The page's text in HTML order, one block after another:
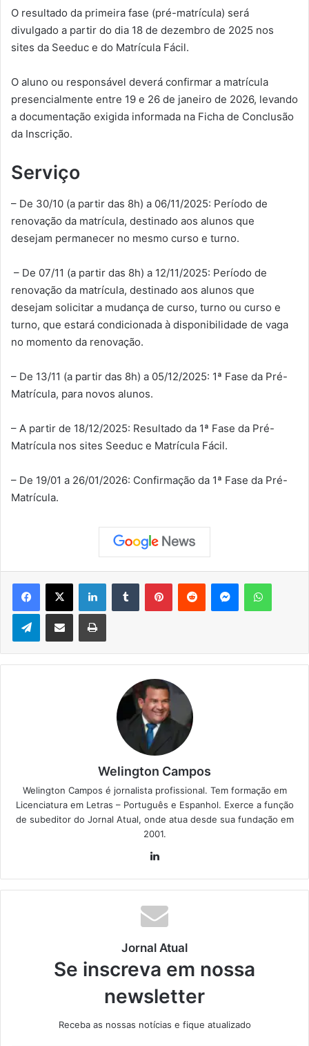
O resultado da primeira fase (pré-matrícula) será
divulgado a partir do dia 18 de dezembro de 2025 nos
sites da Seeduc e do Matrícula Fácil.
O aluno ou responsável deverá confirmar a matrícula
presencialmente entre 19 e 26 de janeiro de 2026, levando
a documentação exigida informada na Ficha de Conclusão
da Inscrição.
Serviço
– De 30/10 (a partir das 8h) a 06/11/2025: Período de
renovação da matrícula, destinado aos alunos que
desejam permanecer no mesmo curso e turno.
– De 07/11 (a partir das 8h) a 12/11/2025: Período de
renovação da matrícula, destinado aos alunos que
desejam solicitar a mudança de curso, turno ou curso e
turno, que estará condicionada à disponibilidade de vaga
no momento da renovação.
– De 13/11 (a partir das 8h) a 05/12/2025: 1ª Fase da Pré-
Matrícula, para novos alunos.
– A partir de 18/12/2025: Resultado da 1ª Fase da Pré-
Matrícula nos sites Seeduc e Matrícula Fácil.
– De 19/01 a 26/01/2026: Confirmação da 1ª Fase da Pré-
Matrícula.
Telegram
Welington Campos
Welington Campos é jornalista profissional. Tem formação em
Licenciatura em Letras – Português e Espanhol. Exerce a função
de subeditor do Jornal Atual, onde atua desde sua fundação em
2001.
din
Jornal Atual
Se inscreva em nossa
newsletter
Receba as nossas notícias e fique atualizado